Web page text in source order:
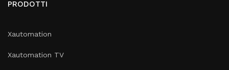
PRODOTTI
Xautomation
Xautomation TV